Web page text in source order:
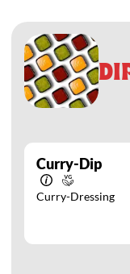
Curry-Dip
Curry-Dressing